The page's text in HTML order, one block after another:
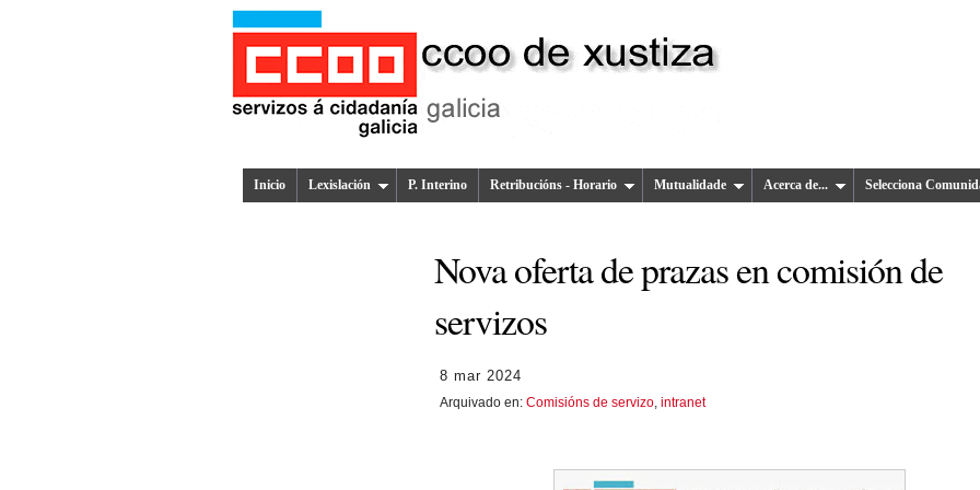
Inicio Lexislación P. Interino Retribucións - Horario Mutualidade Acerca de... Selecciona
Nova oferta de prazas en comisión de
servizos
8 mar 2024
Arquivado en: Comisións de servizo intranet